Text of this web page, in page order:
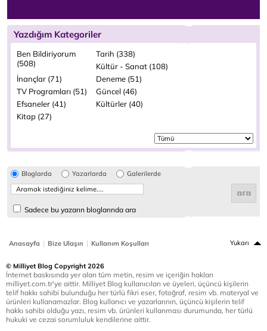
Yazdığım Kategoriler
Ben Bildiriyorum
(508)
Tarih (338)
Kültür - Sanat (108)
İnançlar (71)
Deneme (51)
TV Programları (51)
Güncel (46)
Efsaneler (41)
Kültürler (40)
Kitap (27)
Bloglarda Yazarlarda Galerilerde
Sadece bu yazarın bloglarında ara
Anasayfa | Bize Ulaşın | Kullanım Koşulları Yukarı
© Milliyet Blog Copyright 2026
İnternet baskısında yer alan tüm metin, resim ve içeriğin hakları
milliyet.com.tr'ye aittir. Milliyet Blog kullanıcıları ve üyeleri, üçüncü kişilerin
telif hakkı sahibi bulunduğu her türlü fikri eser, fotoğraf, resim vb. materyal ve
ürünleri kullanamazlar. Blog kullanıcı ve yazarlarının, üçüncü kişilerin telif
hakkı sahibi olduğu yazı, resim vb. ürünleri kullanması durumunda, her türlü
hukuki ve cezai sorumluluk kendilerine aittir.